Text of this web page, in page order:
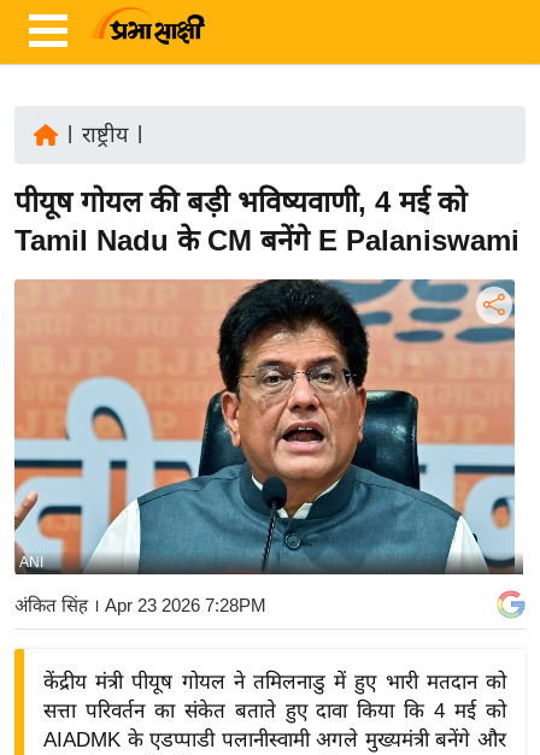
ज़ा
ख
ष्ट्री
अं
त
र्रा
ष्ट्री
य
बि
ज़
राष्ट्रीय|
पीयूष गोयल की बड़ी भविष्यवाणी, 4 मई को
Tamil Nadu के CM बनेंगे E Palaniswami
ANI
अंकित सिंह। Apr 23 2026 7:28PM
केंद्रीय मंत्री पीयूष गोयल ने तमिलनाडु में हुए भारी मतदान को
सत्ता परिवर्तन का संकेत बताते हुए दावा किया कि 4 मई को
AIADMK के एडप्पाडी पलानीस्वामी अगले मुख्यमंत्री बनेंगे और